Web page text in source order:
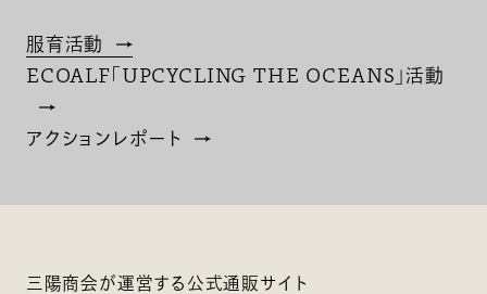
服育活動
ECOALF「UPCYCLING THE OCEANS」活動
アクションレポート
三陽商会が運営する公式通販サイト